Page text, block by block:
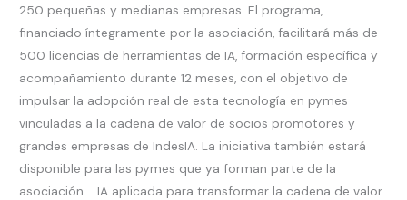
250 pequeñas y medianas empresas. El programa,
financiado íntegramente por la asociación, facilitará más de
500 licencias de herramientas de IA, formación específica y
acompañamiento durante 12 meses, con el objetivo de
impulsar la adopción real de esta tecnología en pymes
vinculadas a la cadena de valor de socios promotores y
grandes empresas de IndesIA. La iniciativa también estará
disponible para las pymes que ya forman parte de la
asociación. IA aplicada para transformar la cadena de valor